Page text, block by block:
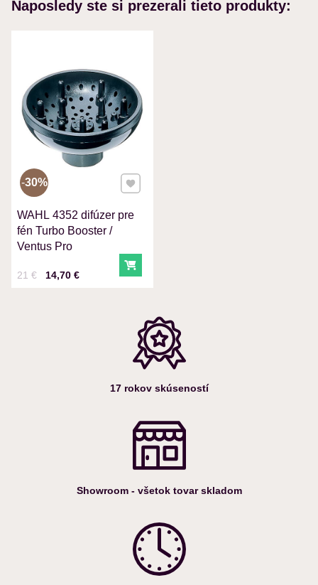
MENO
VAŠA OTÁZKA K PRODUKTU
Odoslať
Naposledy ste si prezerali tieto produkty:
WAHL 4352 difúzer pre
fén Turbo Booster /
Ventus Pro
Cena s DPH
14,70 €
Pred zľavou:
21 € Do košíka
30% Pridať k Obľúbeným
17 rokov skúseností
Showroom - všetok tovar skladom